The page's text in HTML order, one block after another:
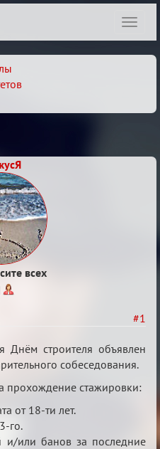
всех
#1
строителя объявлен
собеседования.
прохождение стажировки:
от 18-ти лет.
го.
и/или банов за последние